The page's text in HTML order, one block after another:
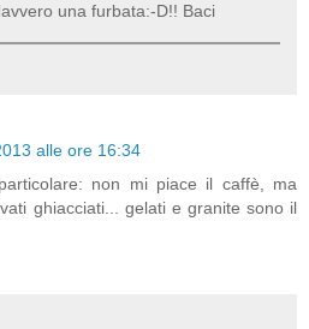
una furbata:-D!! Baci
alle ore 16:34
non mi piace il caffè, ma
ghiacciati... gelati e granite sono il